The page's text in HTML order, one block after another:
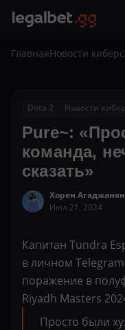
ГлавнаяНовости
Dota 2 Новости
Pure~:
команда,
сказать»
Хорен Агаджанян
Июл 21, 2024
Капитан Tundra
в личном
поражение в
Riyadh Masters
Просто были